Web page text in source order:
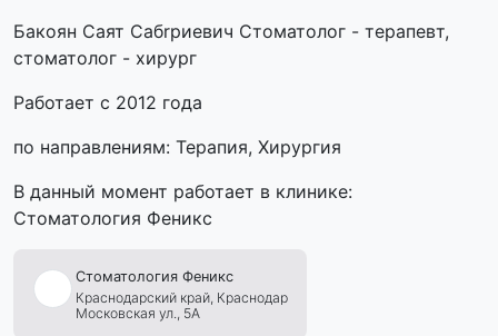
Бакоян Саят Сабrриевич Стоматолог - терапевт,
стоматолог - хирург
Работает с 2012 года
по направлениям: Терапия, Хирургия
В данный момент работает в клинике:
Стоматология Феникс
Стоматология Феникс
Краснодарский край, Краснодар
Московская ул., 5А